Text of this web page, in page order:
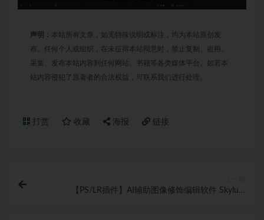
声明： 本站所有文章，如无特殊说明或标注，均为本站原创发
布。任何个人或组织，在未征得本站同意时，禁止复制、盗用、
采集、发布本站内容到任何网站、书籍等各类媒体平台。如若本
站内容侵犯了原著者的合法权益，可联系我们进行处理。
打赏 收藏 海报 链接
【PS/LR插件】AI辅助图像修饰编辑软件 Skylum